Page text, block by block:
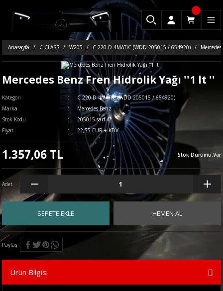
Anasayfa C CLASS W205 C 220 D 4MATIC (WDD 205015 / 654920)
Mercedes Benz Fren Hidrolik Yağı ''1 lt ''
Kategori
C 220 D 4MATIC (WDD 205015 / 654920)
Marka
Mercedes Benz
Stok Kodu
205015-sarf-4
Fiyat
22,55 EUR + KDV
1.357,06 TL Stok Durumu:Var
Adet
SEPETE EKLE HEMEN AL
Paylaş
Ürün Bilgisi